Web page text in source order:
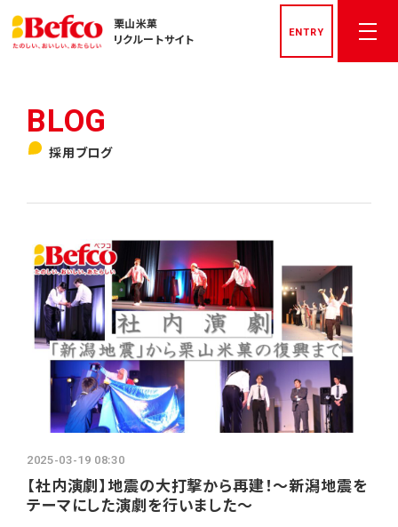
栗山米菓
リクルートサイト
ENTRY
先輩社員インタビュー
栗山米菓を知る
数字でみる栗山米菓
私たちの文化
よくあるご質問
インターンシップ
採用ブログ
2025-03-19 08:30
【社内演劇】地震の大打撃から再建！～新潟地震を
テーマにした演劇を行いました～